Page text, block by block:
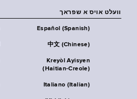
וועלט אויס א שפראך
Español (Spanish)
中文 (Chinese)
Kreyòl Ayisyen
(Haitian-Creole)
Italiano (Italian)